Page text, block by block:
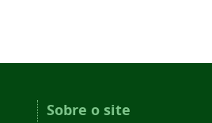
Sobre o site